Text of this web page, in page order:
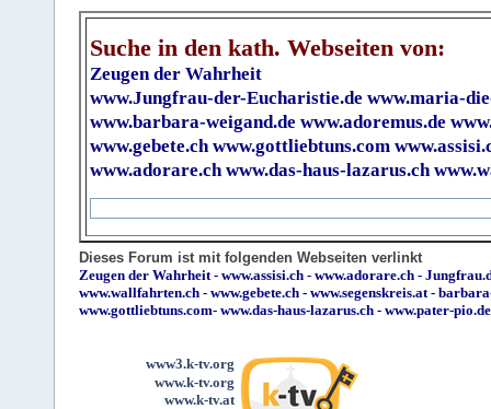
Suche in den kath. Webseiten von:
Zeugen der Wahrheit
www.Jungfrau-der-Eucharistie.de www.maria-
www.barbara-weigand.de www.adoremus.de
www.gebete.ch www.gottliebtuns.com
www.adorare.ch www.das-haus-lazarus.ch
Dieses Forum ist mit folgenden Webseiten verlinkt
Zeugen der Wahrheit - www.assisi.ch - www.adorare.ch -
www.wallfahrten.ch - www.gebete.ch - www.segenskreis.at -
www.gottliebtuns.com- www.das-haus-lazarus.ch - www.pater-pio.de
www3.k-tv.org
www.k-tv.org
www.k-tv.at